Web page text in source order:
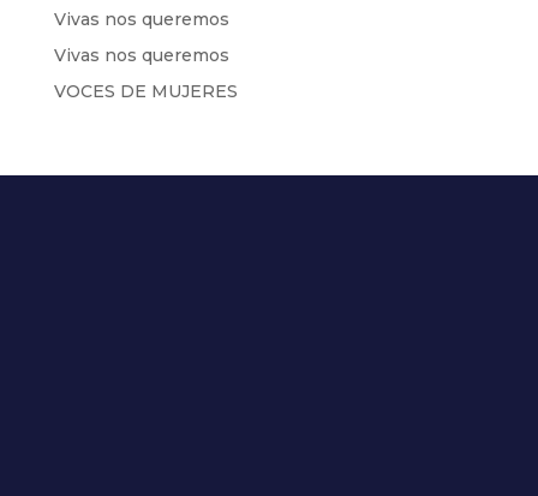
Vivas nos queremos
Vivas nos queremos
VOCES DE MUJERES